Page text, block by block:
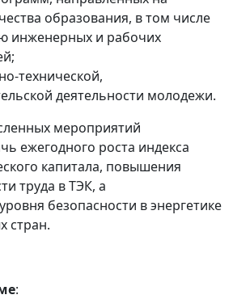
образования, в том числе
инженерных и рабочих
технической,
деятельности молодежи.
мероприятий
ежегодного роста индекса
капитала, повышения
труда в ТЭК, а
безопасности в энергетике
стран.
: